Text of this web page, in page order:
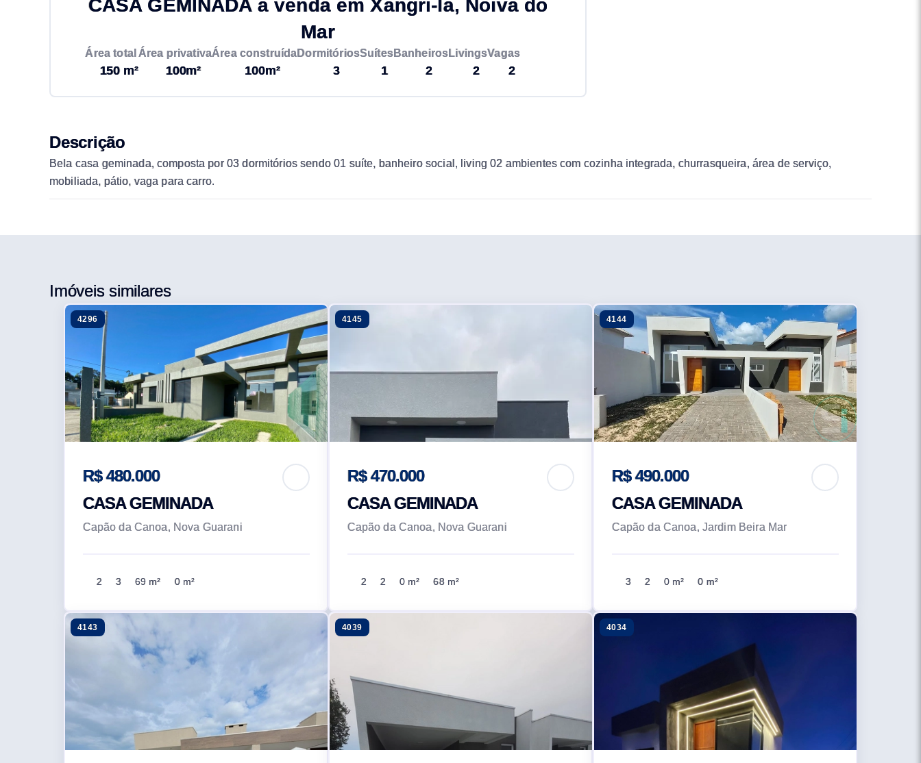
CASA GEMINADA à venda em Xangri-lá, Noiva do
Mar
Área total
150 m²
Área privativa
100m²
Área construída
100m²
Dormitórios
3
Suítes
1
Banheiros
2
Livings
2
Vagas
2
Descrição
Bela casa geminada, composta por 03 dormitórios sendo 01 suíte, banheiro social, living 02 ambientes com cozinha integrada, churrasqueira, área de serviço,
mobiliada, pátio, vaga para carro.
Imóveis similares
4296
R$ 480.000
CASA GEMINADA
Capão da Canoa, Nova Guarani
2 3 69 m² 0 m²
4145
R$ 470.000
CASA GEMINADA
Capão da Canoa, Nova Guarani
2 2 0 m² 68 m²
4144
R$ 490.000
CASA GEMINADA
Capão da Canoa, Jardim Beira Mar
3 2 0 m² 0 m²
4143 4039 4034